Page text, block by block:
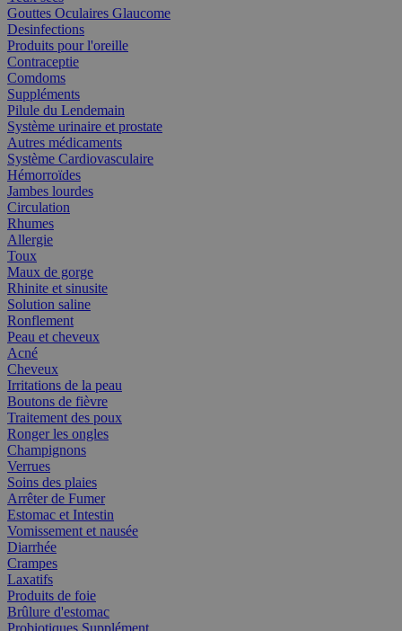
Gouttes Oculaires Glaucome
Desinfections
Produits pour l'oreille
Contraceptie
Comdoms
Suppléments
Pilule du Lendemain
Système urinaire et prostate
Autres médicaments
Système Cardiovasculaire
Hémorroïdes
Jambes lourdes
Circulation
Rhumes
Allergie
Toux
Maux de gorge
Rhinite et sinusite
Solution saline
Ronflement
Peau et cheveux
Acné
Cheveux
Irritations de la peau
Boutons de fièvre
Traitement des poux
Ronger les ongles
Champignons
Verrues
Soins des plaies
Arrêter de Fumer
Estomac et Intestin
Vomissement et nausée
Diarrhée
Crampes
Laxatifs
Produits de foie
Brûlure d'estomac